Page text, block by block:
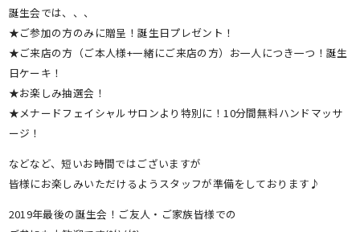
誕生会では、、、
★ご参加の方のみに贈呈！誕生日プレゼント！
★ご来店の方（ご本人様+一緒にご来店の方）お一人につき一つ！誕生
日ケーキ！
★お楽しみ抽選会！
★メナードフェイシャルサロンより特別に！10分間無料ハンドマッサ
ージ！
などなど、短いお時間ではございますが
皆様にお楽しみいただけるようスタッフが準備をしております♪
2019年最後の誕生会！ご友人・ご家族皆様での